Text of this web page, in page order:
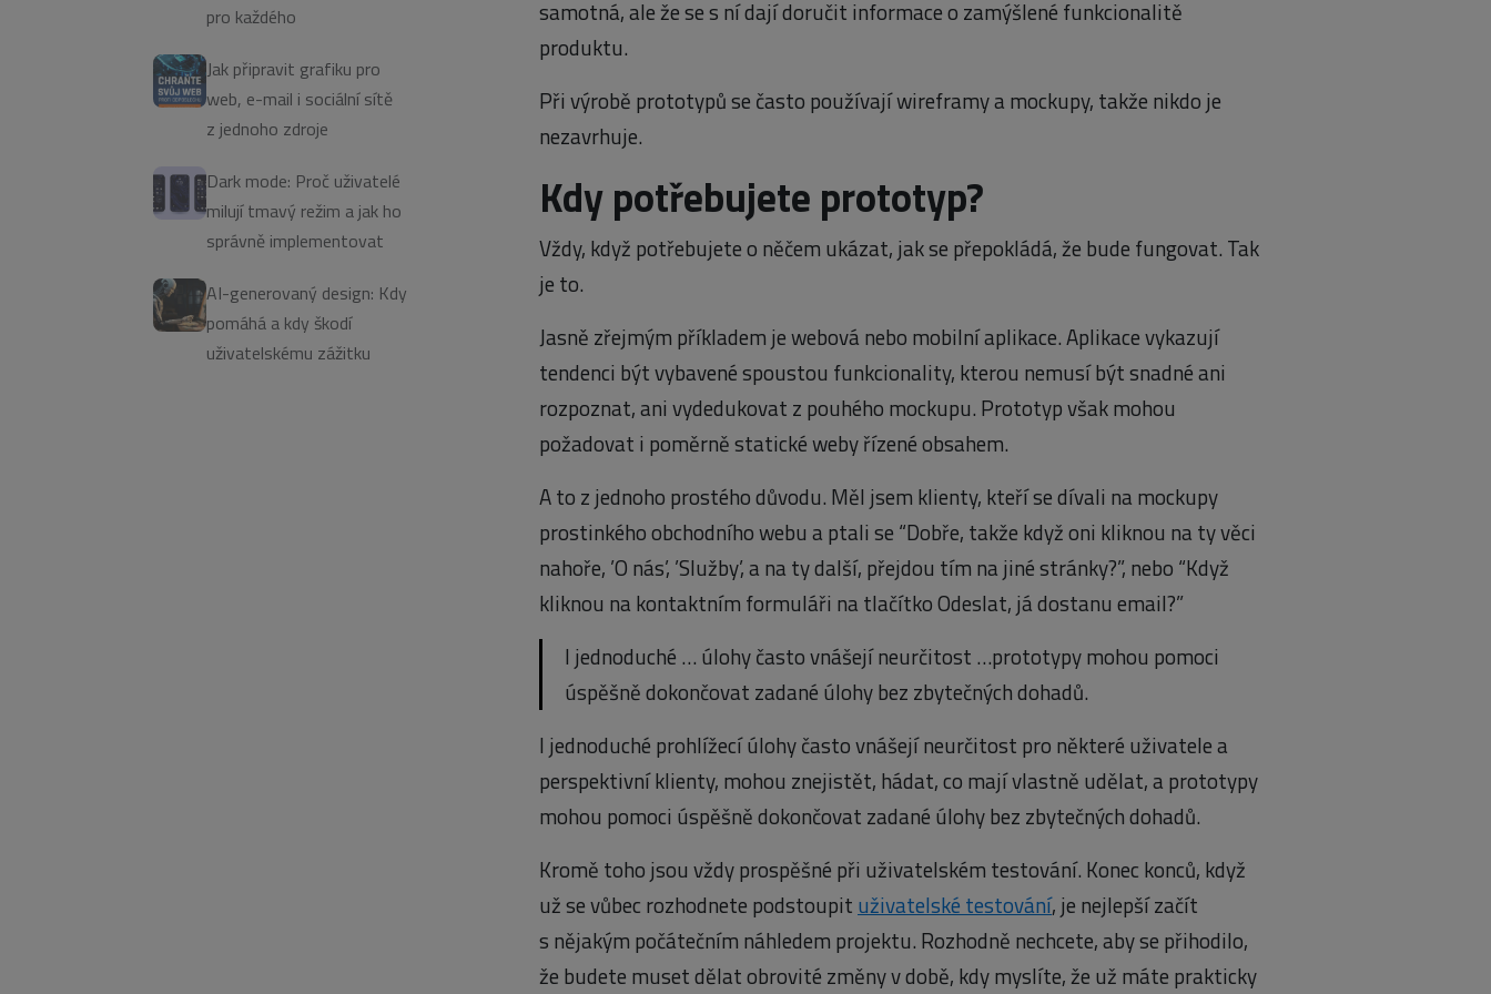
pro každého
Jak připravit grafiku pro
web, e-mail i sociální sítě
z jednoho zdroje
Dark mode: Proč uživatelé
milují tmavý režim a jak ho
správně implementovat
AI-generovaný design: Kdy
pomáhá a kdy škodí
uživatelskému zážitku
samotná, ale že se s ní dají doručit informace o zamýšlené funkcionalitě
produktu.
Při výrobě prototypů se často používají wireframy a mockupy, takže nikdo je
nezavrhuje.
Kdy potřebujete prototyp?
Vždy, když potřebujete o něčem ukázat, jak se přepokládá, že bude fungovat. Tak
je to.
Jasně zřejmým příkladem je webová nebo mobilní aplikace. Aplikace vykazují
tendenci být vybavené spoustou funkcionality, kterou nemusí být snadné ani
rozpoznat, ani vydedukovat z pouhého mockupu. Prototyp však mohou
požadovat i poměrně statické weby řízené obsahem.
A to z jednoho prostého důvodu. Měl jsem klienty, kteří se dívali na mockupy
prostinkého obchodního webu a ptali se “Dobře, takže když oni kliknou na ty věci
nahoře, ’O nás’, ’Služby’, a na ty další, přejdou tím na jiné stránky?”, nebo “Když
kliknou na kontaktním formuláři na tlačítko Odeslat, já dostanu email?”
I jednoduché … úlohy často vnášejí neurčitost …prototypy mohou pomoci
úspěšně dokončovat zadané úlohy bez zbytečných dohadů.
I jednoduché prohlížecí úlohy často vnášejí neurčitost pro některé uživatele a
perspektivní klienty, mohou znejistět, hádat, co mají vlastně udělat, a prototypy
mohou pomoci úspěšně dokončovat zadané úlohy bez zbytečných dohadů.
Kromě toho jsou vždy prospěšné při uživatelském testování. Konec konců, když
už se vůbec rozhodnete podstoupit uživatelské testování, je nejlepší začít
s nějakým počátečním náhledem projektu. Rozhodně nechcete, aby se přihodilo,
že budete muset dělat obrovité změny v době, kdy myslíte, že už máte prakticky